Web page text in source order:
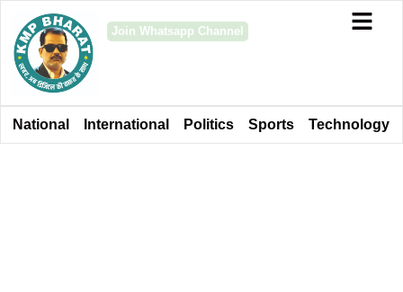
Join Whatsapp Channel
National International Politics Sports Technology